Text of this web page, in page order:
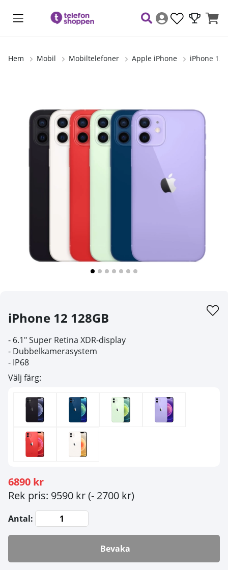
Hem Mobil Mobiltelefoner Apple iPhone iPhone 12
iPhone 12 128GB
- 6.1" Super Retina XDR-display
- Dubbelkamerasystem
- IP68
Välj färg:
6890 kr
Rek pris: 9590 kr(- 2700 kr)
Antal:
Bevaka